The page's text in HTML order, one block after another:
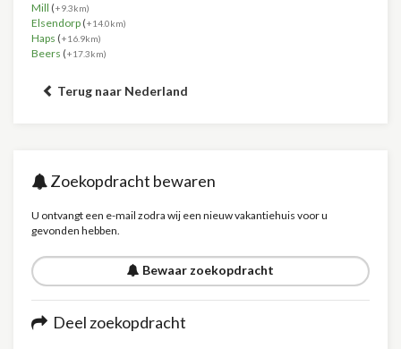
Mill (+9.3km)
Elsendorp (+14.0km)
Haps (+16.9km)
Beers (+17.3km)
Terug naar Nederland
Zoekopdracht bewaren
U ontvangt een e-mail zodra wij een nieuw vakantiehuis voor u
gevonden hebben.
Bewaar zoekopdracht
Deel zoekopdracht